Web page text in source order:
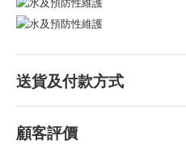
送貨及付款方式
顧客評價